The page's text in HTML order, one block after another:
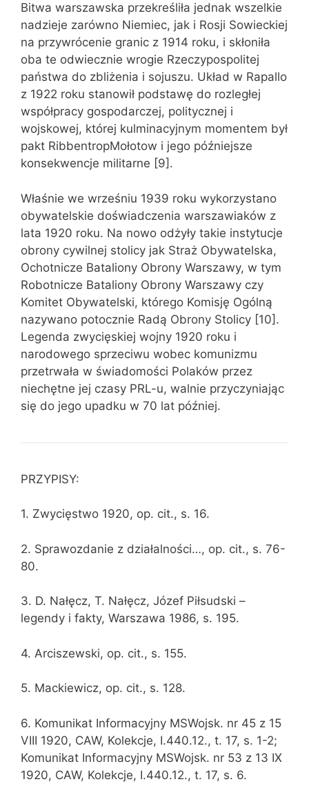
Bitwa warszawska przekreśliła jednak wszelkie
nadzieje zarówno Niemiec, jak i Rosji Sowieckiej
na przywrócenie granic z 1914 roku, i skłoniła
oba te odwiecznie wrogie Rzeczypospolitej
państwa do zbliżenia i sojuszu. Układ w Rapallo
z 1922 roku stanowił podstawę do rozległej
współpracy gospodarczej, politycznej i
wojskowej, której kulminacyjnym momentem był
pakt RibbentropMołotow i jego późniejsze
konsekwencje militarne [9].
Właśnie we wrześniu 1939 roku wykorzystano
obywatelskie doświadczenia warszawiaków z
lata 1920 roku. Na nowo odżyły takie instytucje
obrony cywilnej stolicy jak Straż Obywatelska,
Ochotnicze Bataliony Obrony Warszawy, w tym
Robotnicze Bataliony Obrony Warszawy czy
Komitet Obywatelski, którego Komisję Ogólną
nazywano potocznie Radą Obrony Stolicy [10].
Legenda zwycięskiej wojny 1920 roku i
narodowego sprzeciwu wobec komunizmu
przetrwała w świadomości Polaków przez
niechętne jej czasy PRL-u, walnie przyczyniając
się do jego upadku w 70 lat później.
PRZYPISY:
1. Zwycięstwo 1920, op. cit., s. 16.
2. Sprawozdanie z działalności…, op. cit., s. 76-
80.
3. D. Nałęcz, T. Nałęcz, Józef Piłsudski –
legendy i fakty, Warszawa 1986, s. 195.
4. Arciszewski, op. cit., s. 155.
5. Mackiewicz, op. cit., s. 128.
6. Komunikat Informacyjny MSWojsk. nr 45 z 15
VIII 1920, CAW, Kolekcje, I.440.12., t. 17, s. 1-2;
Komunikat Informacyjny MSWojsk. nr 53 z 13 IX
1920, CAW, Kolekcje, I.440.12., t. 17, s. 6.